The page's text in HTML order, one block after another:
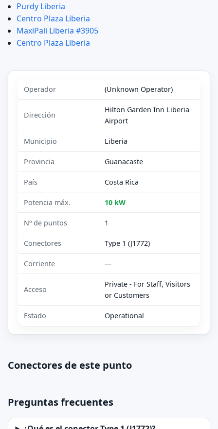
Purdy Liberia
Centro Plaza Liberia
MaxiPali Liberia #3905
Centro Plaza Liberia
Operador (Unknown Operator)
Dirección
Hilton Garden Inn Liberia
Airport
Municipio Liberia
Provincia Guanacaste
País Costa Rica
Potencia máx. 10 kW
Nº de puntos 1
Conectores Type 1 (J1772)
Corriente —
Acceso
Private - For Staff, Visitors
or Customers
Estado Operational
Conectores de este punto
Preguntas frecuentes